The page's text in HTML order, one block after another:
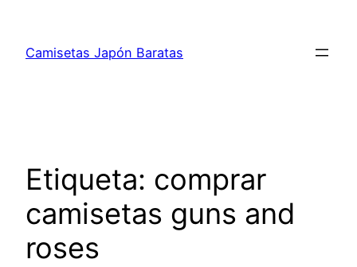
contenido
Camisetas Japón Baratas
Etiqueta: comprar
camisetas guns and
roses